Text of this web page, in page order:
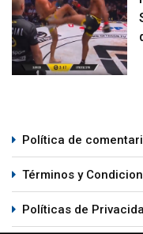
Política de
Términos y
Políticas de